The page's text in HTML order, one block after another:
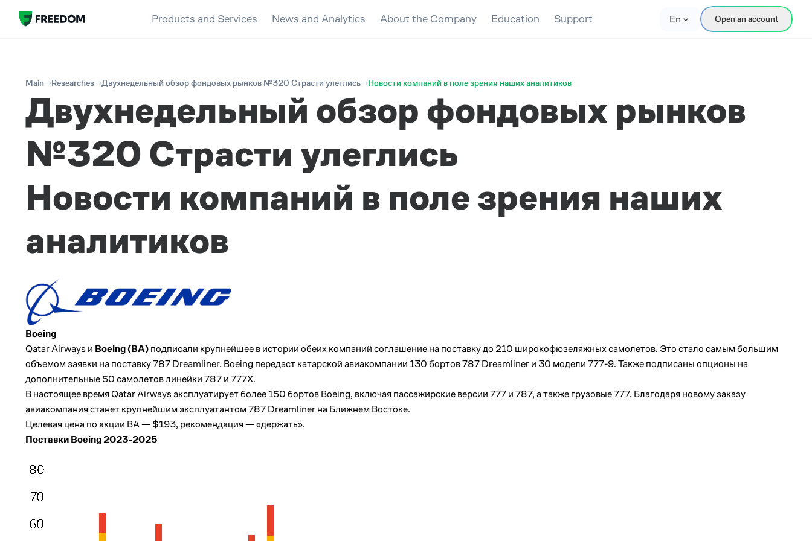
Products and Services News and Analytics About the Company Education Support En Open an account
Main Researches Двухнедельный обзор фондовых рынков №320 Страсти улеглись Новости компаний в поле зрения наших аналитиков
Двухнедельный обзор фондовых рынков
№320 Страсти улеглись
Новости компаний в поле зрения наших
аналитиков
Boeing
Qatar Airways и Boeing (BA) подписали крупнейшее в истории обеих компаний соглашение на поставку до 210 широкофюзеляжных самолетов. Это стало самым большим
объемом заявки на поставку 787 Dreamliner. Boeing передаст катарской авиакомпании 130 бортов 787 Dreamliner и 30 модели 777-9. Также подписаны опционы на
дополнительные 50 самолетов линейки 787 и 777X.
В настоящее время Qatar Airways эксплуатирует более 150 бортов Boeing, включая пассажирские версии 777 и 787, а также грузовые 777. Благодаря новому заказу
авиакомпания станет крупнейшим эксплуатантом 787 Dreamliner на Ближнем Востоке.
Целевая цена по акции BA — $193, рекомендация — «держать».
Поставки Boeing 2023-2025